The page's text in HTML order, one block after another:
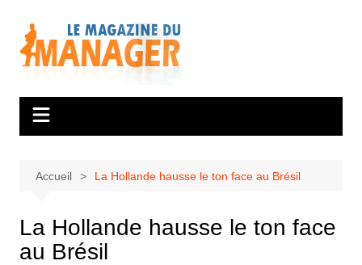
contenu
Accueil La Hollande hausse le ton face au Brésil
La Hollande hausse le ton face
au Brésil